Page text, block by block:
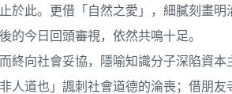
於此。更借「自然之愛」，細膩刻畫
的今日回頭審視，依然共鳴十足。
終向社會妥協，隱喻知識分子深陷資
人道也」諷刺社會道德的淪喪；借朋